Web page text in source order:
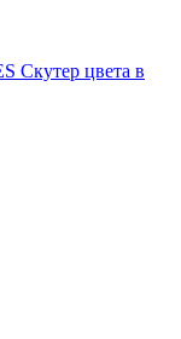
Скутер цвета в